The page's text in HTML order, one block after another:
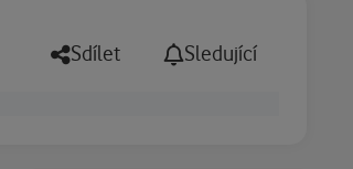
Sdílet Sledující